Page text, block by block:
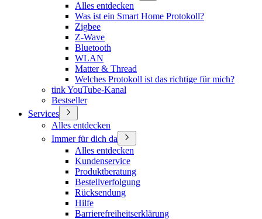
Alles entdecken
Was ist ein Smart Home Protokoll?
Zigbee
Z-Wave
Bluetooth
WLAN
Matter & Thread
Welches Protokoll ist das richtige für mich?
tink YouTube-Kanal
Bestseller
Services
Alles entdecken
Immer für dich da
Alles entdecken
Kundenservice
Produktberatung
Bestellverfolgung
Rücksendung
Hilfe
Barrierefreiheitserklärung